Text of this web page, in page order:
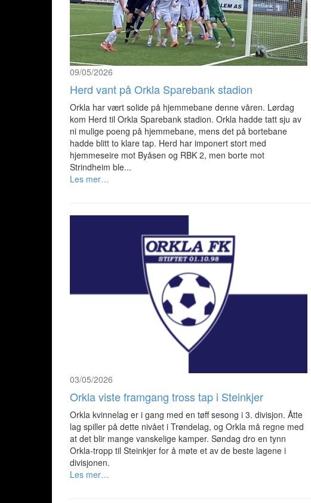
09/05/2026
Herd vant på Orkla Sparebank stadion
Orkla har vært solide på hjemmebane denne våren. Lørdag
kom Herd til Orkla Sparebank stadion. Orkla hadde tatt sju av
ni mulige poeng på hjemmebane, mens det på bortebane
hadde blitt to klare tap. Herd har imponert stort med
hjemmeseire mot Byåsen og RBK 2, men borte mot
Strindheim ble...
Les mer…
03/05/2026
Orkla viste framgang tross tap i Steinkjer
Orkla kvinnelag er i gang med en tøff sesong i 3. divisjon. Åtte
lag spiller på dette nivået i Trøndelag, og Orkla må regne med
at det blir mange vanskelige kamper. Søndag dro en tynn
Orkla-tropp til Steinkjer for å møte et av de beste lagene i
divisjonen.
Les mer…